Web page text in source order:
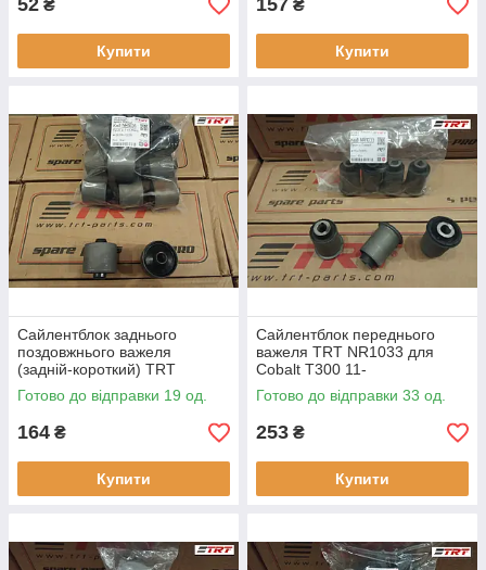
52 ₴
Купити
157 ₴
Купити
Сайлентблок заднього
поздовжнього важеля
(задній-короткий) TRT
NR1026 для Matiz, Spark, I
(M100), Matiz, Spark,
Готово до відправки 19 од.
164 ₴
Купити
Сайлентблок переднього
важеля TRT NR1033 для
Cobalt T300 11-
Готово до відправки 33 од.
253 ₴
Купити